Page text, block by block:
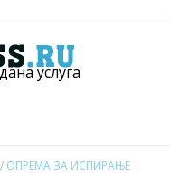
услуга
/ ОПРЕМА ЗА ИСПИРАЊЕ